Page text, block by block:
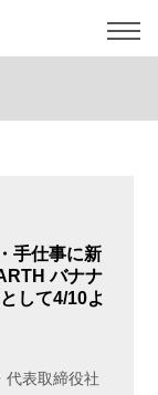
手仕事に新
バナナ
して4/10よ
代表取締役社